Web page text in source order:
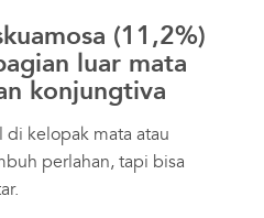
(11,2%)
luar mata
konjungtiva
di kelopak mata atau
perlahan, tapi bisa